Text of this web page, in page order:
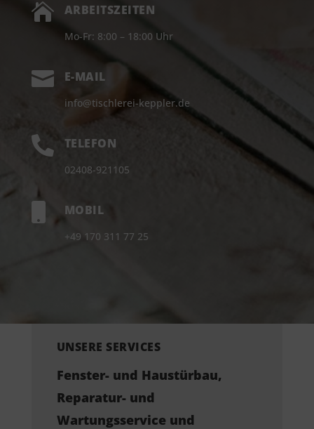
 ARBEITSZEITEN
Mo-Fr: 8:00 – 18:00 Uhr
 E-MAIL
info@tischlerei-keppler.de
 TELEFON
02408-921105
MOBIL
+49 170 311 77 25
UNSERE SERVICES
Fenster- und Haustürbau,
Reparatur- und
Wartungsservice und